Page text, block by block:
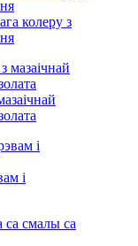
колеру з
і